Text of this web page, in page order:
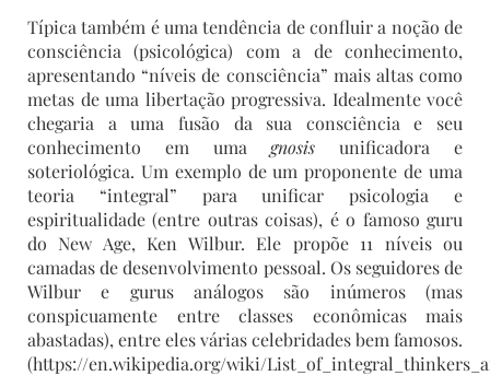
Típica também é uma tendência de confluir a noção de
consciência (psicológica) com a de conhecimento,
apresentando “níveis de consciência” mais altas como
metas de uma libertação progressiva. Idealmente você
chegaria a uma fusão da sua consciência e seu
conhecimento em umagnosis unificadora e
soteriológica. Um exemplo de um proponente de uma
teoria “integral” para unificar psicologia e
espiritualidade (entre outras coisas), é o famoso guru
do New Age, Ken Wilbur. Ele propõe 11 níveis ou
camadas de desenvolvimento pessoal. Os seguidores de
Wilbur e gurus análogos são inúmeros (mas
conspicuamente entre classes econômicas mais
abastadas), entre eles várias celebridades bem famosos.
(https://en.wikipedia.org/wiki/